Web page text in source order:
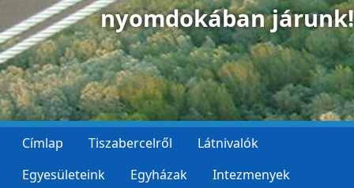
nyomdokában járunk!
Címlap Tiszabercelről
Látnivalók
Egyesületeink
Egyházak
Intezmenyek